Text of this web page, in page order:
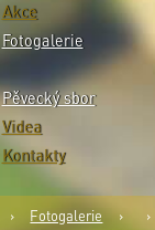
Akce
Fotogalerie
Pěvecký sbor
Videa
Kontakty
› Fotogalerie ›
›